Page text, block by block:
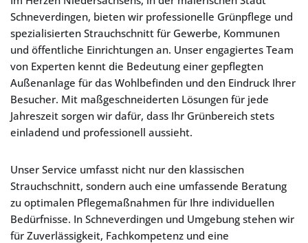
Schneverdingen, bieten wir professionelle Grünpflege und
spezialisierten Strauchschnitt für Gewerbe, Kommunen
und öffentliche Einrichtungen an. Unser engagiertes Team
von Experten kennt die Bedeutung einer gepflegten
Außenanlage für das Wohlbefinden und den Eindruck Ihrer
Besucher. Mit maßgeschneiderten Lösungen für jede
Jahreszeit sorgen wir dafür, dass Ihr Grünbereich stets
einladend und professionell aussieht.
Unser Service umfasst nicht nur den klassischen
Strauchschnitt, sondern auch eine umfassende Beratung
zu optimalen Pflegemaßnahmen für Ihre individuellen
Bedürfnisse. In Schneverdingen und Umgebung stehen wir
für Zuverlässigkeit, Fachkompetenz und eine